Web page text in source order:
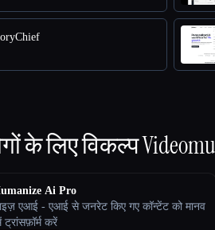
के लिए विकल्प
Ai Pro
एआई - एआई से जनरेट किए गए कॉन्टेंट को मानव
करें